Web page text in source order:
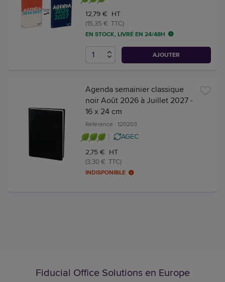
12,79 € HT
(15,35 € TTC)
EN STOCK, LIVRÉ EN 24/48H
AJOUTER
Agenda semainier classique
noir Août 2026 à Juillet 2027 -
16 x 24 cm
Référence : 120203
AGEC
2,75 € HT
(3,30 € TTC)
INDISPONIBLE
Fiducial Office Solutions en Europe